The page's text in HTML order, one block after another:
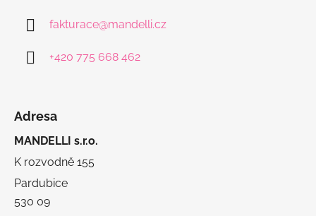
fakturace@mandelli.cz
+420 775 668 462
Adresa
MANDELLI s.r.o.
K rozvodně 155
Pardubice
530 09